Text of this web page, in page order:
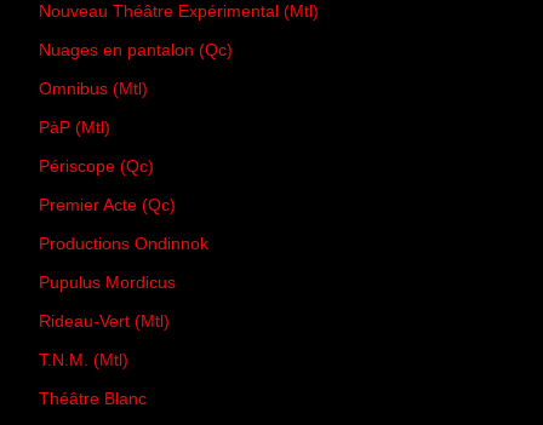
Nouveau Théâtre Expérimental (Mtl)
Nuages en pantalon (Qc)
Omnibus (Mtl)
PàP (Mtl)
Périscope (Qc)
Premier Acte (Qc)
Productions Ondinnok
Pupulus Mordicus
Rideau-Vert (Mtl)
T.N.M. (Mtl)
Théâtre Blanc